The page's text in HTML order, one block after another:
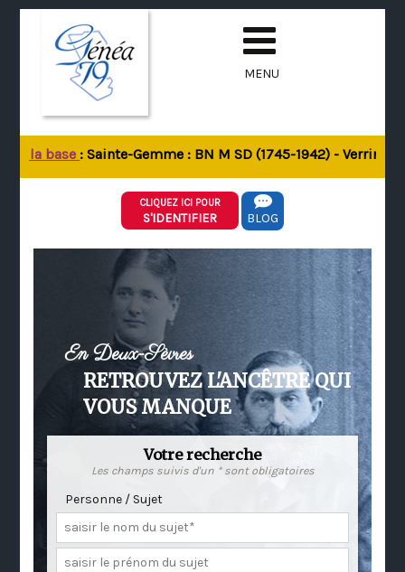
MENU
la base: Sainte-Gemme : BN M SD (1745-1942) - Verrines-
CLIQUEZ ICI POUR
S'IDENTIFIER BLOG
En Deux-Sèvres
RETROUVEZ L'ANCÊTRE QUI
VOUS MANQUE
Votre recherche
Les champs suivis d'un * sont obligatoires
Personne / Sujet